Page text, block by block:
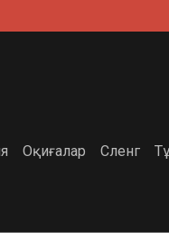
Оқиғалар Сленг